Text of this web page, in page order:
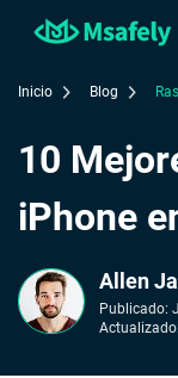
Inicio Blog
10
iPhone
Allen
Publicado:
Actualizado: